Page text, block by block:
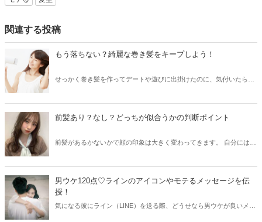
関連する投稿
もう落ちない？綺麗な巻き髪をキープしよう！
せっかく巻き髪を作ってデートや遊びに出掛けたのに、気付いたら巻
てる方も居らしゃるのではないでしょうか？ ですが今回は、そんな方
でも綺麗に巻き髪を持続させる方法をご紹介いたします。
前髪あり？なし？どっちが似合うかの判断ポイント
前髪があるかないかで顔の印象は大きく変わってきます。 自分にはど
男ウケ120点♡ラインのアイコンやモテるメッセージを伝
授！
気になる彼にライン（LINE）を送る際、どうせなら男ウケが良いメッ